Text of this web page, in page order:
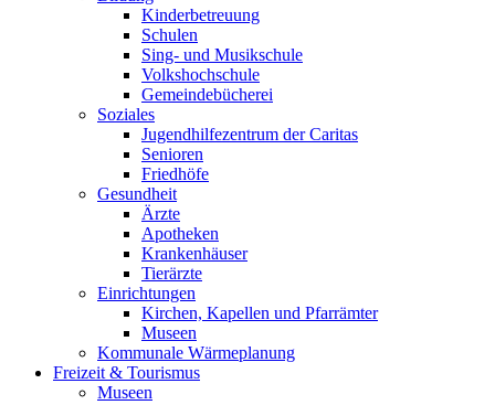
Kinderbetreuung
Schulen
Sing- und Musikschule
Volkshochschule
Gemeindebücherei
Soziales
Jugendhilfezentrum der Caritas
Senioren
Friedhöfe
Gesundheit
Ärzte
Apotheken
Krankenhäuser
Tierärzte
Einrichtungen
Kirchen, Kapellen und Pfarrämter
Museen
Kommunale Wärmeplanung
Freizeit & Tourismus
Museen